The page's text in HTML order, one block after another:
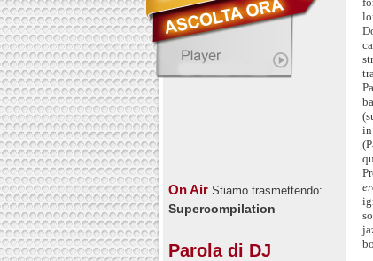
On Air Stiamo trasmettendo:
Supercompilation
Parola di DJ